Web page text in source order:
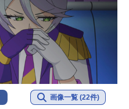
画像一覧 (22件)